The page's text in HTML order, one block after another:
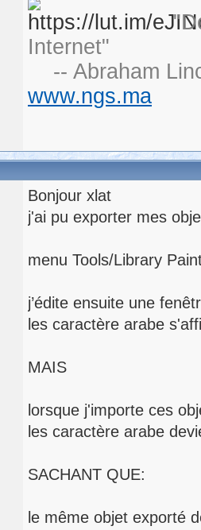
Internet"
-- Abraham
www.ngs.ma
Bonjour xlat
j'ai pu exporter mes
menu Tools/Library
j’édite ensuite une
les caractère arabe
MAIS
lorsque j'importe ces
les caractère arabe
SACHANT QUE:
le même objet exporté